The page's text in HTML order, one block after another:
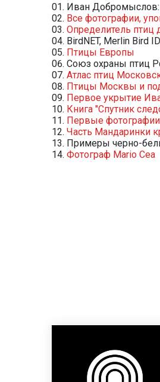
Иван Добромыслов:
Все фотографии,
Определитель птиц
BirdNET, Merlin Bird
Птицы Европы
Союз охраны птиц
Атлас птиц
Птицы Москвы и
Первое укрытие
Книга "Спутник
Первые
Часть Мандаринки
Примеры черно-
Фотограф Mario Cea